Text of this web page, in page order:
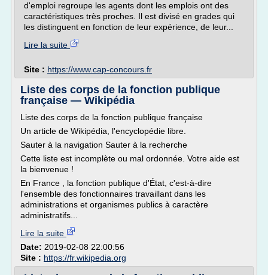
d'emploi regroupe les agents dont les emplois ont des
caractéristiques très proches. Il est divisé en grades qui
les distinguent en fonction de leur expérience, de leur...
Lire la suite
Site : https://www.cap-concours.fr
Liste des corps de la fonction publique
française — Wikipédia
Liste des corps de la fonction publique française
Un article de Wikipédia, l'encyclopédie libre.
Sauter à la navigation Sauter à la recherche
Cette liste est incomplète ou mal ordonnée. Votre aide est
la bienvenue !
En France , la fonction publique d'État, c'est-à-dire
l'ensemble des fonctionnaires travaillant dans les
administrations et organismes publics à caractère
administratifs...
Lire la suite
Date: 2019-02-08 22:00:56
Site : https://fr.wikipedia.org